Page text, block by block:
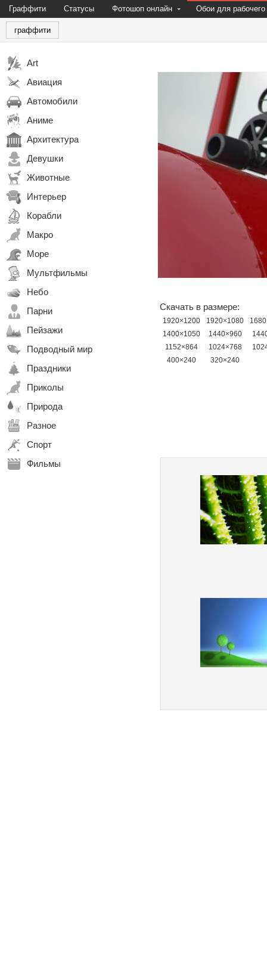
Граффити Статусы Фотошоп онлайн Обои для рабочего
граффити
Art
Авиация
Автомобили
Аниме
Архитектура
Девушки
Животные
Интерьер
Корабли
Макро
Море
Мультфильмы
Небо
Парни
Пейзажи
Подводный мир
Праздники
Приколы
Природа
Разное
Спорт
Фильмы
Скачать в размере:
1920×1200 1920×1080
1400×1050
1440×960
1152×864
1024×768
400×240
320×240